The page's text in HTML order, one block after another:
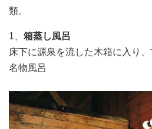
類。
1、 箱蒸し風呂
床下に源泉を流した木箱に入り
名物風呂